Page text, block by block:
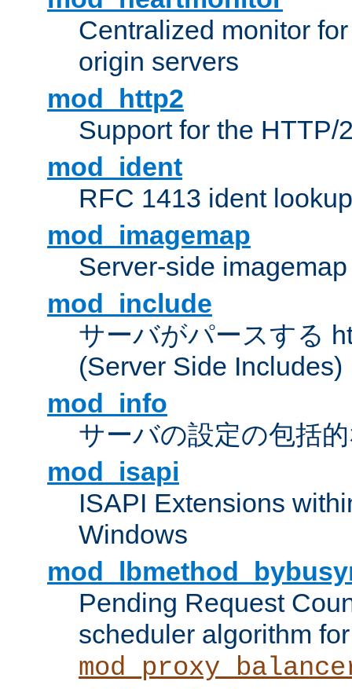
Centralized monitor
origin servers
mod_http2
Support for the HTTP/
mod_ident
RFC 1413 ident
mod_imagemap
Server-side
mod_include
サーバがパースする
(Server Side Includes)
mod_info
サーバの設定の包括
mod_isapi
ISAPI Extensions
Windows
Pending Request
scheduler algorithm for